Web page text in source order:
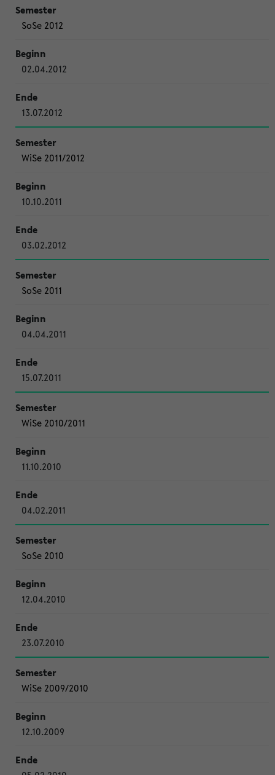
SoSe 2012
02.04.2012
13.07.2012
WiSe 2011/2012
10.10.2011
03.02.2012
SoSe 2011
04.04.2011
15.07.2011
WiSe 2010/2011
11.10.2010
04.02.2011
SoSe 2010
12.04.2010
23.07.2010
WiSe 2009/2010
12.10.2009